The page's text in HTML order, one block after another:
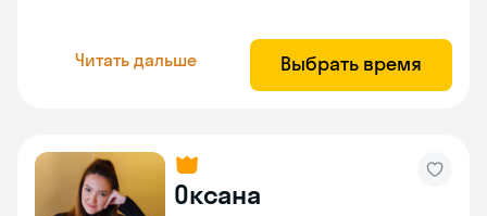
Читать дальше Выбрать время
Оксана